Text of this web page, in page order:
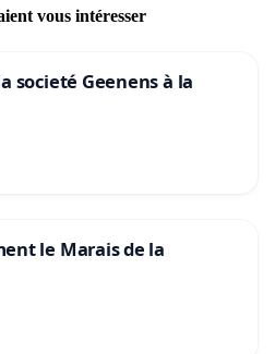
vous intéresser
societé Geenens à la
le Marais de la